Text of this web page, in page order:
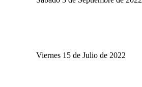
Viernes 15 de Julio de 2022